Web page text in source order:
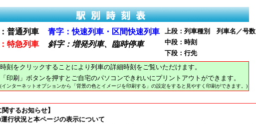
普通列車
青字：快速列車・区間快速列車
特急列車
斜字：増発列車、臨時停車
上段：列車種別 列車名／号数
中段：時刻
下段：行先
時刻をクリックすることにより列車の詳細時刻をご覧いただけます。
「印刷」ボタンを押すとご自宅のパソコンできれいにプリントアウトができます。
(インターネットオプションから「背景の色とイメージを印刷する」の設定をすると見やすく印刷ができます。)
関するお知らせ】
行状況と本ページの表示について